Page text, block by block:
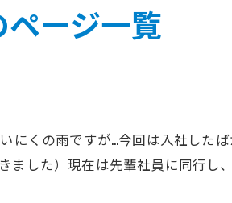
ージ一覧
にくの雨ですが…今回は入社した
ました）現在は先輩社員に同行し